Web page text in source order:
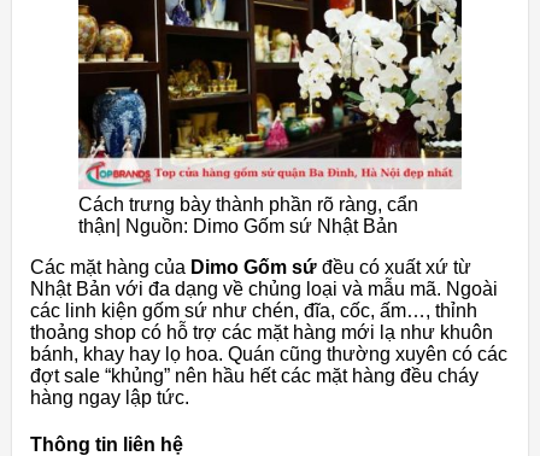
Cách trưng bày thành phần rõ ràng, cẩn
thận| Nguồn: Dimo Gốm sứ Nhật Bản
Các mặt hàng của Dimo Gốm sứ đều có xuất xứ từ
Nhật Bản với đa dạng về chủng loại và mẫu mã. Ngoài
các linh kiện gốm sứ như chén, đĩa, cốc, ấm…, thỉnh
thoảng shop có hỗ trợ các mặt hàng mới lạ như khuôn
bánh, khay hay lọ hoa. Quán cũng thường xuyên có các
đợt sale “khủng” nên hầu hết các mặt hàng đều cháy
hàng ngay lập tức.
Thông tin liên hệ